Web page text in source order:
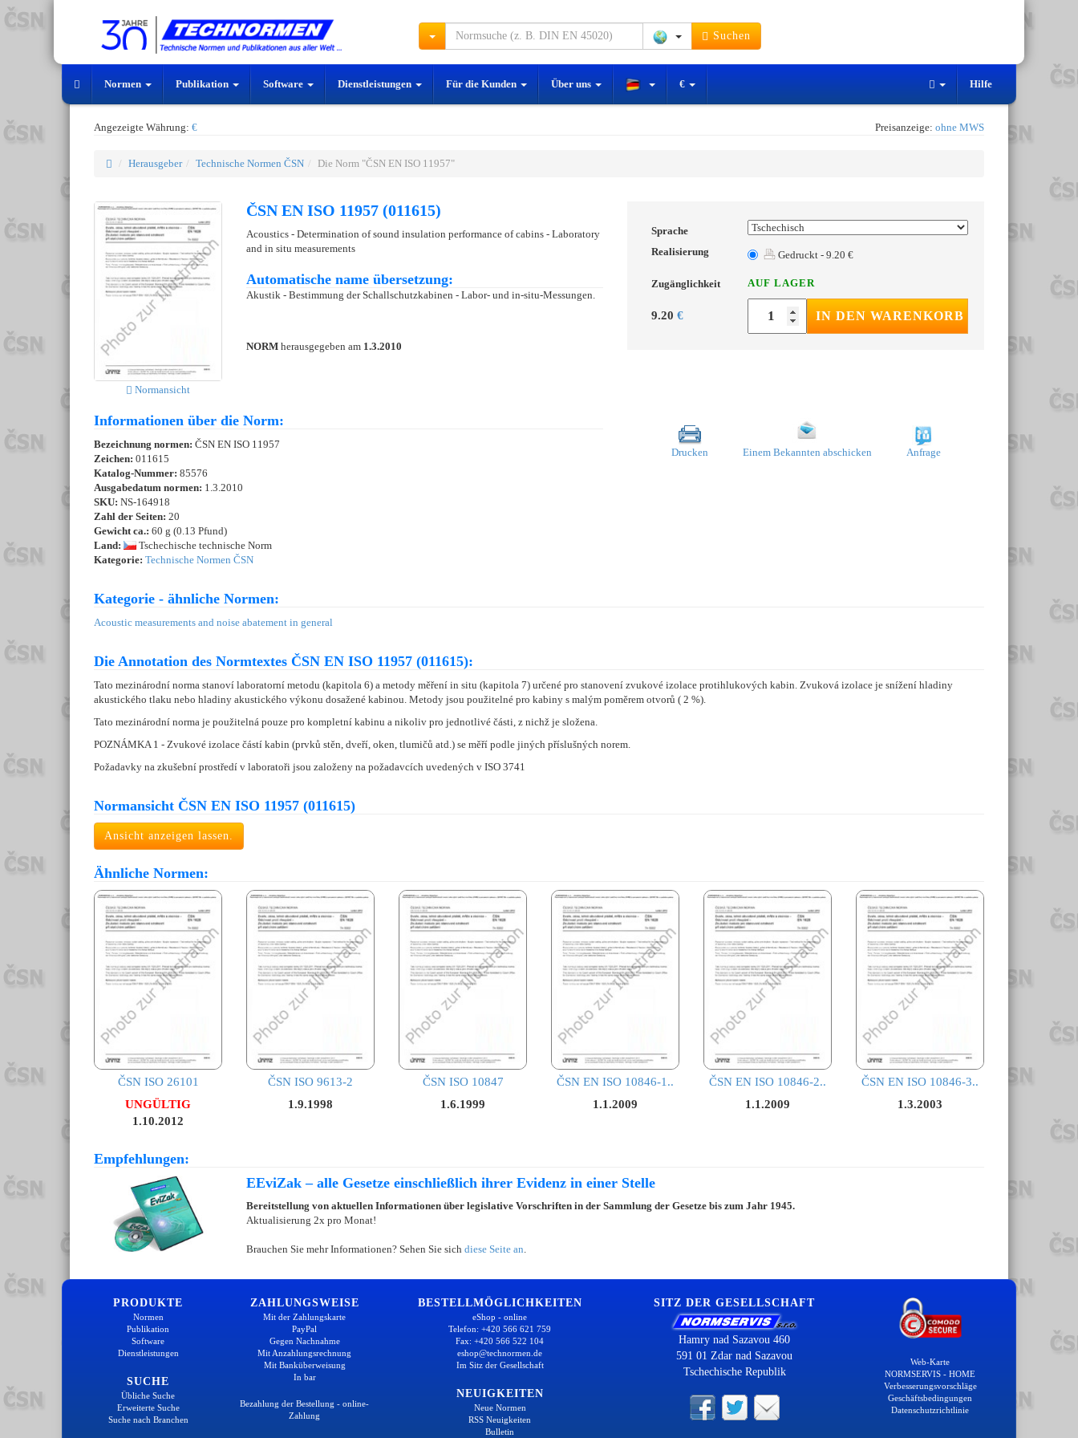
Suchen
Normen Publikation Software Dienstleistungen Für die Kunden Über uns € Hilfe
Angezeigte Währung: € Preisanzeige: ohne MWS
Herausgeber Technische Normen ČSN Die Norm "ČSN EN ISO 11957"
Normansicht
ČSN EN ISO 11957 (011615)
Acoustics - Determination of sound insulation performance of cabins - Laboratory
and in situ measurements
Automatische name übersetzung:
Akustik - Bestimmung der Schallschutzkabinen - Labor- und in-situ-Messungen.
NORM herausgegeben am 1.3.2010
Sprache
Realisierung
Gedruckt - 9.20 €
Zugänglichkeit AUF LAGER
9.20 € IN DEN WARENKORB
Informationen über die Norm:
Bezeichnung normen: ČSN EN ISO 11957
Zeichen: 011615
Katalog-Nummer: 85576
Ausgabedatum normen: 1.3.2010
SKU: NS-164918
Zahl der Seiten: 20
Gewicht ca.: 60 g (0.13 Pfund)
Land:
Tschechische technische Norm
Kategorie: Technische Normen ČSN
Drucken Einem Bekannten abschicken Anfrage
Kategorie - ähnliche Normen:
Acoustic measurements and noise abatement in general
Die Annotation des Normtextes ČSN EN ISO 11957 (011615):
Tato mezinárodní norma stanoví laboratorní metodu (kapitola 6) a metody měření in situ (kapitola 7) určené pro stanovení zvukové izolace protihlukových kabin. Zvuková izolace je snížení hladiny
akustického tlaku nebo hladiny akustického výkonu dosažené kabinou. Metody jsou použitelné pro kabiny s malým poměrem otvorů ( 2 %).
Tato mezinárodní norma je použitelná pouze pro kompletní kabinu a nikoliv pro jednotlivé části, z nichž je složena.
POZNÁMKA 1 - Zvukové izolace částí kabin (prvků stěn, dveří, oken, tlumičů atd.) se měří podle jiných příslušných norem.
Požadavky na zkušební prostředí v laboratoři jsou založeny na požadavcích uvedených v ISO 3741
Normansicht ČSN EN ISO 11957 (011615)
Ansicht anzeigen lassen.
Ähnliche Normen:
ČSN ISO 26101
UNGÜLTIG
1.10.2012
ČSN ISO 9613-2
1.9.1998
ČSN ISO 10847
1.6.1999
ČSN EN ISO 10846-1..
1.1.2009
ČSN EN ISO 10846-2..
1.1.2009
ČSN EN ISO 10846-3..
1.3.2003
Empfehlungen:
EEviZak – alle Gesetze einschließlich ihrer Evidenz in einer Stelle
Bereitstellung von aktuellen Informationen über legislative Vorschriften in der Sammlung der Gesetze bis zum Jahr 1945.
Aktualisierung 2x pro Monat!
Brauchen Sie mehr Informationen? Sehen Sie sich diese Seite an.
PRODUKTE
Normen
Publikation
Software
Dienstleistungen
SUCHE
Übliche Suche
Erweiterte Suche
Suche nach Branchen
ZAHLUNGSWEISE
Mit der Zahlungskarte
PayPal
Gegen Nachnahme
Mit Anzahlungsrechnung
Mit Banküberweisung
In bar
Bezahlung der Bestellung - online-
Zahlung
BESTELLMÖGLICHKEITEN
eShop - online
Telefon: +420 566 621 759
Fax: +420 566 522 104
eshop@technormen.de
Im Sitz der Gesellschaft
NEUIGKEITEN
Neue Normen
RSS Neuigkeiten
Bulletin
SITZ DER GESELLSCHAFT
Hamry nad Sazavou 460
591 01 Zdar nad Sazavou
Tschechische Republik
Web-Karte
NORMSERVIS - HOME
Verbesserungsvorschläge
Geschäftsbedingungen
Datenschutzrichtlinie